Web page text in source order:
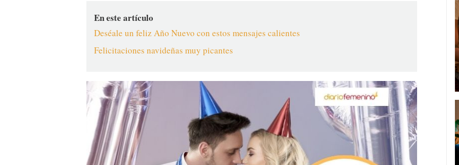
En este artículo
Deséale un feliz Año Nuevo con estos mensajes calientes
Felicitaciones navideñas muy picantes